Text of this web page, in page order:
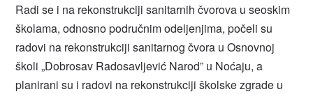
Radi se i na rekonstrukciji sanitarnih čvorova u seoskim
školama, odnosno područnim odeljenjima, počeli su
radovi na rekonstrukciji sanitarnog čvora u Osnovnoj
školi „Dobrosav Radosavljević Narod” u Noćaju, a
planirani su i radovi na rekonstrukciji školske zgrade u